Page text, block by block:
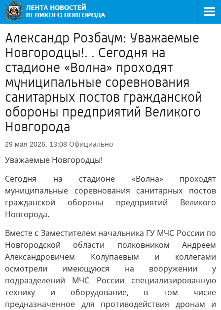
Александр Розбаум: Уважаемые
Новгородцы!. . Сегодня на
стадионе «Волна» проходят
муниципальные соревнования
санитарных постов гражданской
обороны предприятий Великого
Новгорода
29 мая 2026, 13:08 Официально
Уважаемые Новгородцы!
Сегодня на стадионе «Волна» проходят
муниципальные соревнования санитарных постов
гражданской обороны предприятий Великого
Новгорода.
Вместе с Заместителем начальника ГУ МЧС России по
Новгородской области полковником Андреем
Александровичем Колупаевым и коллегами
осмотрели имеющуюся на вооружении у
подразделений МЧС России специализированную
технику и оборудование, в том числе
предназначенное для противодействия дронам и